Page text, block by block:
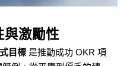
與激勵性
目標是推動成功 OKR 項